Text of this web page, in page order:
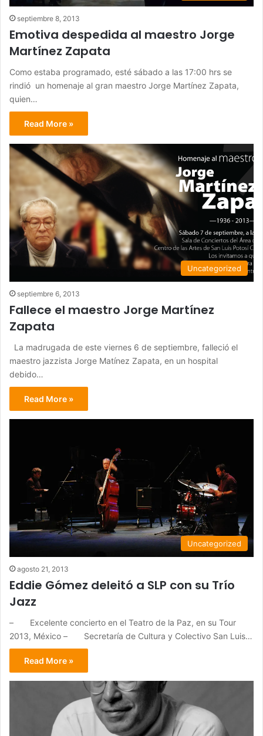
septiembre 8, 2013
Emotiva despedida al maestro Jorge
Martínez Zapata
Como estaba programado, esté sábado a las 17:00 hrs se
rindió un homenaje al gran maestro Jorge Martínez Zapata,
quien…
Read More »
Uncategorized
septiembre 6, 2013
Fallece el maestro Jorge Martínez
Zapata
La madrugada de este viernes 6 de septiembre, falleció el
maestro jazzista Jorge Matínez Zapata, en un hospital
debido…
Read More »
Uncategorized
agosto 21, 2013
Eddie Gómez deleitó a SLP con su Trío
Jazz
– Excelente concierto en el Teatro de la Paz, en su Tour
2013, México – Secretaría de Cultura y Colectivo San Luis…
Read More »